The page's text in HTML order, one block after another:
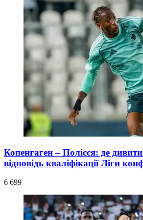
Копенгаген – Полісся: де
відповідь кваліфікації Ліги
6 699